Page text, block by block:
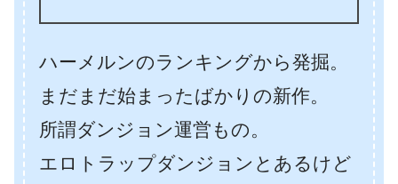
ハーメルンのランキングから発掘。
まだまだ始まったばかりの新作。
所謂ダンジョン運営もの。
エロトラップダンジョンとあるけど